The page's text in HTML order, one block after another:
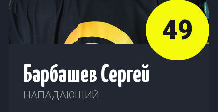
Барбашев Сергей
НАПАДАЮЩИЙ
49